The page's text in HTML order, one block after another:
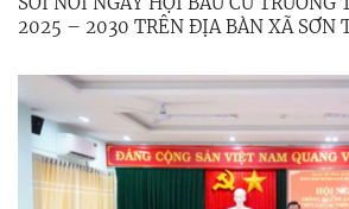
2025 – 2030 TRÊN ĐỊA BÀN XÃ SƠN